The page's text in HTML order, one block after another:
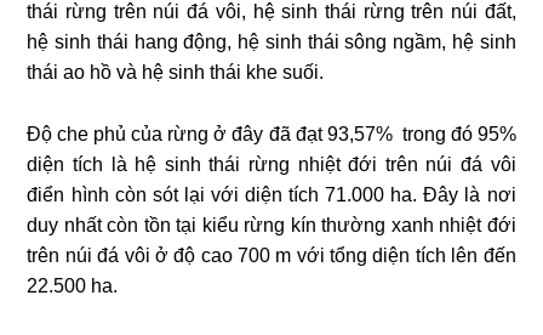
thái rừng trên núi đá vôi, hệ sinh thái rừng trên núi đất,
hệ sinh thái hang động, hệ sinh thái sông ngầm, hệ sinh
thái ao hồ và hệ sinh thái khe suối.
Độ che phủ của rừng ở đây đã đạt 93,57% trong đó 95%
diện tích là hệ sinh thái rừng nhiệt đới trên núi đá vôi
điển hình còn sót lại với diện tích 71.000 ha. Đây là nơi
duy nhất còn tồn tại kiểu rừng kín thường xanh nhiệt đới
trên núi đá vôi ở độ cao 700 m với tổng diện tích lên đến
22.500 ha.